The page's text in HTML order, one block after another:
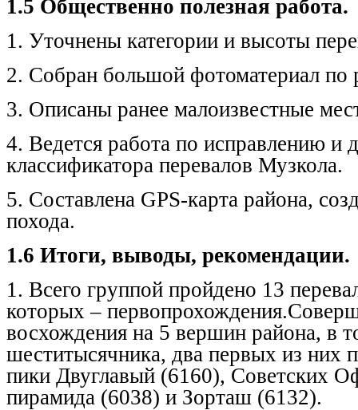
1.5 Общественно полезная работа.
1. Уточнены категории и высоты
2. Собран большой фотоматериал по
3. Описаны ранее малоизвестные
4. Ведется работа по исправлению и
классификатора перевалов Музкола.
5. Составлена GPS-карта района,
похода.
1.6 Итоги, выводы, рекомендации.
1. Всего группой пройдено 13
которых –
восхождения на 5 вершин района, в
шеститысячника, два первых из
пики Двуглавый (6160), Советских
пирамида (6038) и Зорташ (6132).